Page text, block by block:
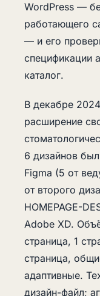
WordPress —
работающего
— и его
спецификации
каталог.
В декабре
расширение
6 дизайнов
Figma (5 от
от второго
HOMEPAGE-
Adobe XD.
страница, 1
страница,
адаптивные.
дизайн-файл;